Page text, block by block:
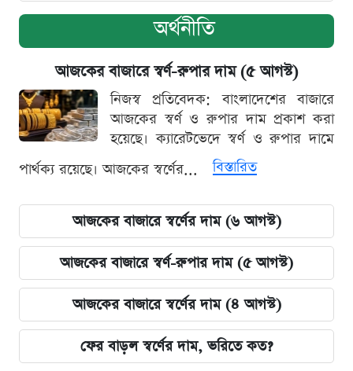
অর্থনীতি
আজকের বাজারে স্বর্ণ-রুপার দাম (৫ আগস্ট)
নিজস্ব প্রতিবেদক: বাংলাদেশের বাজারে
আজকের স্বর্ণ ও রুপার দাম প্রকাশ করা
হয়েছে। ক্যারেটভেদে স্বর্ণ ও রুপার দামে
পার্থক্য রয়েছে। আজকের স্বর্ণের...
বিস্তারিত
আজকের বাজারে স্বর্ণের দাম (৬ আগস্ট)
আজকের বাজারে স্বর্ণ-রুপার দাম (৫ আগস্ট)
আজকের বাজারে স্বর্ণের দাম (৪ আগস্ট)
ফের বাড়ল স্বর্ণের দাম, ভরিতে কত?